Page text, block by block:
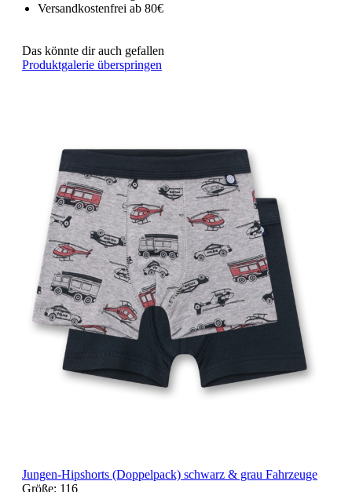
Versandkostenfrei ab 80€
Das könnte dir auch gefallen
Produktgalerie überspringen
Jungen-Hipshorts (Doppelpack) schwarz & grau Fahrzeuge
Größe: 116